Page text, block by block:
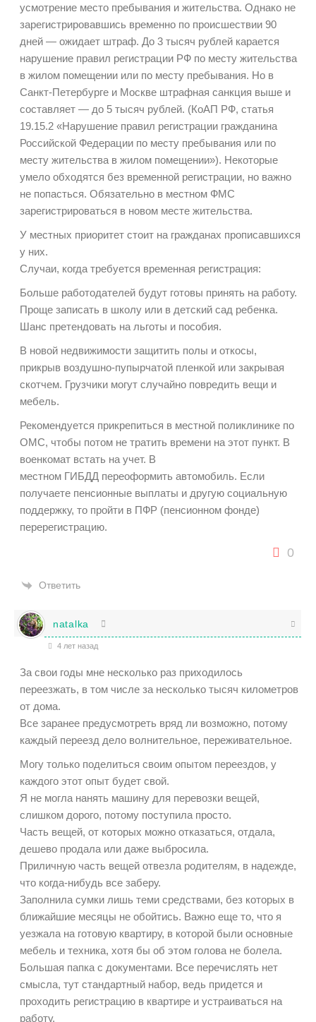
усмотрение место пребывания и жительства. Однако не
зарегистрировавшись временно по происшествии 90
дней — ожидает штраф. До 3 тысяч рублей карается
нарушение правил регистрации РФ по месту жительства
в жилом помещении или по месту пребывания. Но в
Санкт-Петербурге и Москве штрафная санкция выше и
составляет — до 5 тысяч рублей. (КоАП РФ, статья
19.15.2 «Нарушение правил регистрации гражданина
Российской Федерации по месту пребывания или по
месту жительства в жилом помещении»). Некоторые
умело обходятся без временной регистрации, но важно
не попасться. Обязательно в местном ФМС
зарегистрироваться в новом месте жительства.
У местных приоритет стоит на гражданах прописавшихся
у них.
Случаи, когда требуется временная регистрация:
Больше работодателей будут готовы принять на работу.
Проще записать в школу или в детский сад ребенка.
Шанс претендовать на льготы и пособия.
В новой недвижимости защитить полы и откосы,
прикрыв воздушно-пупырчатой пленкой или закрывая
скотчем. Грузчики могут случайно повредить вещи и
мебель.
Рекомендуется прикрепиться в местной поликлинике по
ОМС, чтобы потом не тратить времени на этот пункт. В
военкомат встать на учет. В
местном ГИБДД переоформить автомобиль. Если
получаете пенсионные выплаты и другую социальную
поддержку, то пройти в ПФР (пенсионном фонде)
перерегистрацию.
0
Ответить
natalka
4 лет назад
За свои годы мне несколько раз приходилось
переезжать, в том числе за несколько тысяч километров
от дома.
Все заранее предусмотреть вряд ли возможно, потому
каждый переезд дело волнительное, переживательное.
Могу только поделиться своим опытом переездов, у
каждого этот опыт будет свой.
Я не могла нанять машину для перевозки вещей,
слишком дорого, потому поступила просто.
Часть вещей, от которых можно отказаться, отдала,
дешево продала или даже выбросила.
Приличную часть вещей отвезла родителям, в надежде,
что когда-нибудь все заберу.
Заполнила сумки лишь теми средствами, без которых в
ближайшие месяцы не обойтись. Важно еще то, что я
уезжала на готовую квартиру, в которой были основные
мебель и техника, хотя бы об этом голова не болела.
Большая папка с документами. Все перечислять нет
смысла, тут стандартный набор, ведь придется и
проходить регистрацию в квартире и устраиваться на
работу.